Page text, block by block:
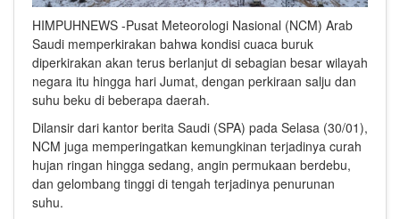
HIMPUHNEWS -Pusat Meteorologi Nasional (NCM) Arab
Saudi memperkirakan bahwa kondisi cuaca buruk
diperkirakan akan terus berlanjut di sebagian besar wilayah
negara itu hingga hari Jumat, dengan perkiraan salju dan
suhu beku di beberapa daerah.
Dilansir dari kantor berita Saudi (SPA) pada Selasa (30/01),
NCM juga memperingatkan kemungkinan terjadinya curah
hujan ringan hingga sedang, angin permukaan berdebu,
dan gelombang tinggi di tengah terjadinya penurunan
suhu.